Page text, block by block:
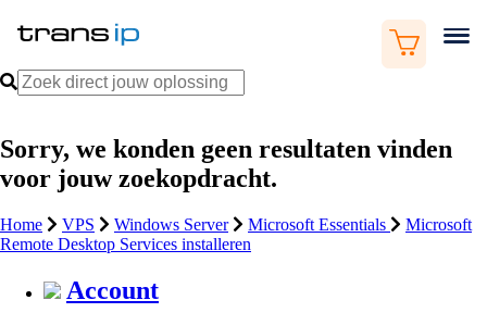
Sorry, we konden geen resultaten vinden
voor jouw zoekopdracht.
Home VPS Windows Server Microsoft Essentials
Microsoft
Remote Desktop Services installeren
Account